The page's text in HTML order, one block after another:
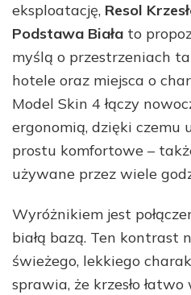
eksploatację, Resol
Podstawa Biała to
myślą o przestrzeniach
hotele oraz miejsca o
Model Skin 4 łączy
ergonomią, dzięki czemu
prostu komfortowe –
używane przez wiele
Wyróżnikiem jest
białą bazą. Ten kontrast
świeżego, lekkiego
sprawia, że krzesło